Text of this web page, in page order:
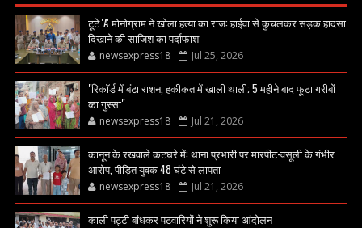
टूटे 'A' मोनोग्राम ने खोला हत्या का राज: हाईवा से कुचलकर सड़क हादसा
दिखाने की साजिश का पर्दाफाश
newsexpress18 Jul 25, 2026
"रिकॉर्ड में बंटा राशन, हकीकत में खाली थाली; 5 महीने बाद फूटा गरीबों
का गुस्सा"
newsexpress18 Jul 21, 2026
कानून के रखवाले कटघरे में: थाना प्रभारी पर मारपीट-वसूली के गंभीर
आरोप, पीड़ित युवक 48 घंटे से लापता
newsexpress18 Jul 21, 2026
काली पट्टी बांधकर पटवारियों ने शुरू किया आंदोलन